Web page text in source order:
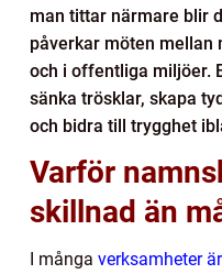
man tittar närmare blir
påverkar möten mellan
och i offentliga miljöer.
sänka trösklar, skapa
och bidra till trygghet
Varför
skillnad än
I många verksamheter